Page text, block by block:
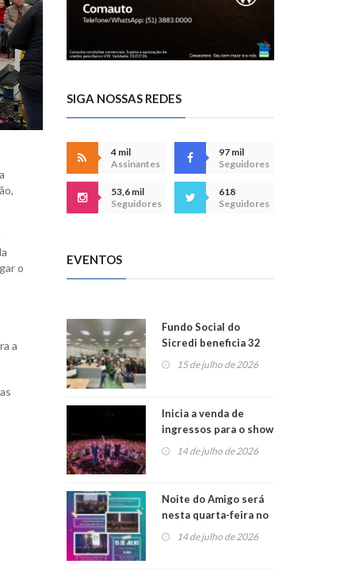
o
a
SIGA NOSSAS REDES
4 mil
Assinantes
97 mil
Seguidores
53,6 mil
Seguidores
618
Seguidores
EVENTOS
Fundo Social do
Sicredi beneficia 32
projetos em
15 de julho de 2026
Inicia a venda de
ingressos para o show
do Jota Quest nos 45
anos da Sicredi Ouro
14 de julho de 2026
Noite do Amigo será
nesta quarta-feira no
Centro de Cultura de
14 de julho de 2026